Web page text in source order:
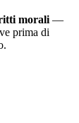
morali —
prima di